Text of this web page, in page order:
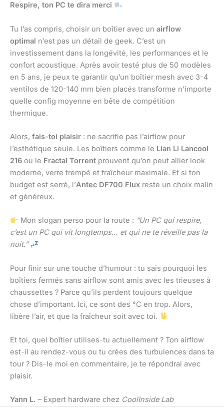
Respire, ton PC te dira merci
Tu l’as compris, choisir un boîtier avec un airflow
optimal n’est pas un détail de geek. C’est un
investissement dans la longévité, les performances et le
confort acoustique. Après avoir testé plus de 50 modèles
en 5 ans, je peux te garantir qu’un boîtier mesh avec 3-4
ventilos de 120-140 mm bien placés transforme n’importe
quelle config moyenne en bête de compétition
thermique.
Alors, fais-toi plaisir : ne sacrifie pas l’airflow pour
l’esthétique seule. Les boîtiers comme le Lian Li Lancool
216 ou le Fractal Torrent prouvent qu’on peut allier look
moderne, verre trempé et fraîcheur maximale. Et si ton
budget est serré, l’Antec DF700 Flux reste un choix malin
et généreux.
Mon slogan perso pour la route : “Un PC qui respire,
c’est un PC qui vit longtemps… et qui ne te réveille pas la
nuit.”
Pour finir sur une touche d’humour : tu sais pourquoi les
boîtiers fermés sans airflow sont amis avec les trieuses à
chaussettes ? Parce qu’ils perdent toujours quelque
chose d’important. Ici, ce sont des °C en trop. Alors,
libère l’air, et que la fraîcheur soit avec toi.
Et toi, quel boîtier utilises-tu actuellement ? Ton airflow
est-il au rendez-vous ou tu crées des turbulences dans ta
tour ? Dis-le moi en commentaire, je te répondrai avec
plaisir.
Yann L. – Expert hardware chez CoolInside Lab